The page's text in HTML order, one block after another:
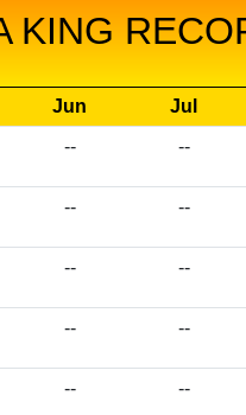
KING
Jun Jul
-- --
-- --
-- --
-- --
-- --